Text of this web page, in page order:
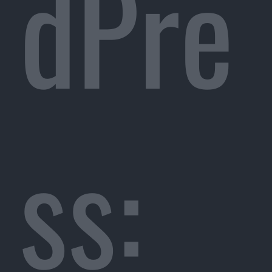
ss: